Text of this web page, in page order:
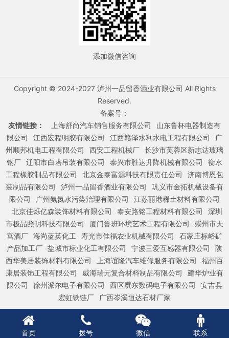
添加微信咨询
Copyright © 2024-2027 泸州一品留香酒业有限公司 All Rights
Reserved.
备案号：
友情链接：
上海舒尚汽车销售服务有限公司
山东鲁杯电器制造有
限公司
江西宏程明胶有限公司 江西赣泽水利水电工程有限公司
广
州顺邦机电工程有限公司
西安工程机械厂 长沙市芙蓉区新志达玻璃
钢厂 辽阳市白塔吊装有限公司 泰兴市胜达升降机械有限公司
衡水
工程橡胶制品有限公司
北京金泰富源科技有限责任公司
济南博恩包
装制品有限公司
泸州一品留香酒业有限公司
巩义市金拓机械设备有
限公司
广州氨氮水污染治理有限公司
江苏丽港稀土材料有限公司
北京佳烁亿森装饰材料有限公司
泰安路铭工程材料有限公司
深圳
市极品照明科技有限公司
厦门鲁班环境艺术工程有限公司
崇州市天
宫酒厂 海尚蓝英化工 寿光市佳福农业机械有限公司
石家庄标峪矿
产品加工厂 盐城市标业化工有限公司 宁波三爱互感器有限公司
陕
西华美居装饰材料有限公司
上海谊隆汽车维修服务有限公司
福州百
康居装饰工程有限公司
威海瑞元复合材料制品有限公司
建华炉业有
限公司
徐州派尔电子有限公司 西区麼东数码电子有限公司
安吉县
宏虹铁链厂
广西岑溪恒达石材厂家
首页 拨号 微信 联系